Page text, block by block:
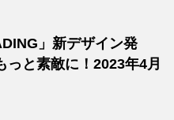
」新デザイン発
っと素敵に！2023年4月